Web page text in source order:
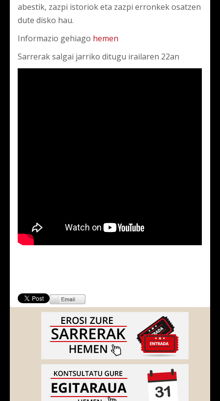
abestik, zazpi istoriok eta zazpi erronkek osatzen
dute disko hau.
Informazio gehiago hemen
Sarrerak salgai jarriko ditugu irailaren 22an